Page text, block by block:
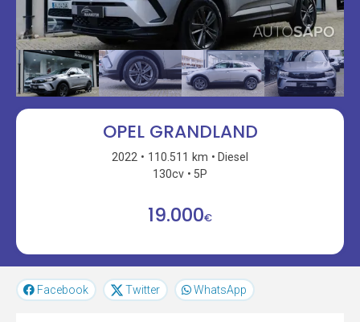
OPEL GRANDLAND
2022 110.511 km
Diesel
130cv
5P
19.000€
Facebook Twitter WhatsApp